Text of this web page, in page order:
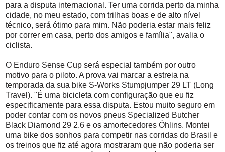
para a disputa internacional. Ter uma corrida perto da minha
cidade, no meu estado, com trilhas boas e de alto nível
técnico, será ótimo para mim. Não poderia estar mais feliz
por correr em casa, perto dos amigos e família", avalia o
ciclista.
O Enduro Sense Cup será especial também por outro
motivo para o piloto. A prova vai marcar a estreia na
temporada da sua bike S-Works Stumpjumper 29 LT (Long
Travel). "É uma bicicleta com configuração que eu fiz
especificamente para essa disputa. Estou muito seguro em
poder contar com os novos pneus Specialized Butcher
Black Diamond 29 2.6 e os amortecedores Öhlins. Montei
uma bike dos sonhos para competir nas corridas do Brasil e
os treinos que fiz até agora mostraram que não poderia ser